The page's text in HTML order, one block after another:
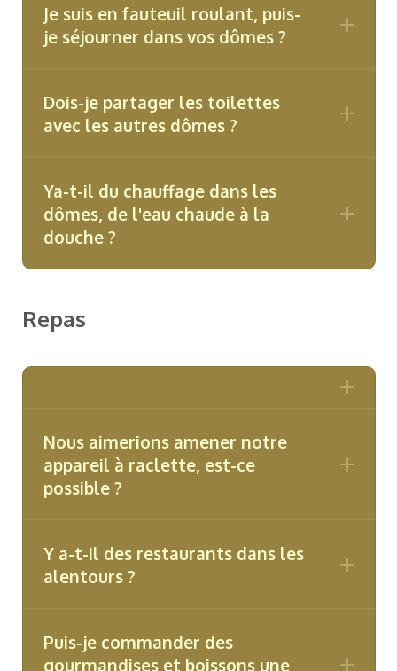
Je suis en fauteuil roulant, puis-
je séjourner dans vos dômes ?
Dois-je partager les toilettes
avec les autres dômes ?
Ya-t-il du chauffage dans les
dômes, de l'eau chaude à la
douche ?
Repas
Nous aimerions amener notre
appareil à raclette, est-ce
possible ?
Y a-t-il des restaurants dans les
alentours ?
Puis-je commander des
gourmandises et boissons une